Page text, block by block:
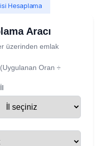
Hesaplama
Aracı
üzerinden emlak
Oran ÷
İl